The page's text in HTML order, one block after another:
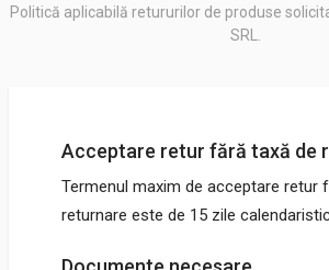
Politică aplicabilă retururilor de produse
SRL.
Acceptare retur fără taxă de
Termenul maxim de acceptare retur
returnare este de 15 zile